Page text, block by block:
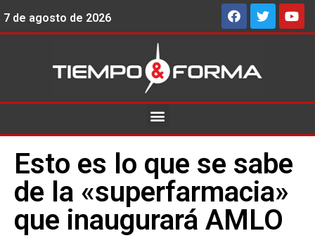
7 de agosto de 2026
Esto es lo que se sabe
de la «superfarmacia»
que inaugurará AMLO